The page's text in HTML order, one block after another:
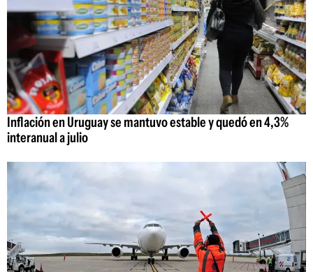
Inflación en Uruguay se mantuvo estable y quedó en 4,3%
interanual a julio